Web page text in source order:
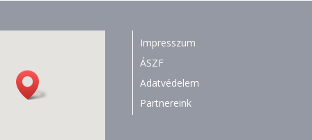
Impresszum
ÁSZF
Adatvédelem
Partnereink